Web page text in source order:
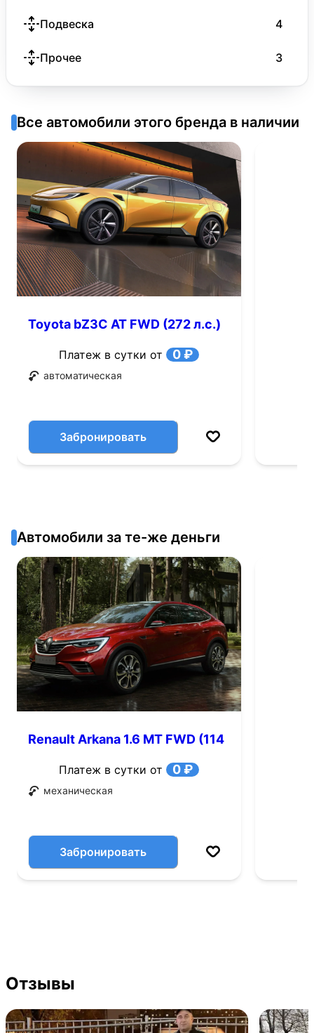
Подвеска 4
Прочее 3
Все автомобили этого бренда в наличии
Toyota bZ3C AT FWD (272 л.с.)
Платеж в сутки от 0 ₽
автоматическая
Забронировать
Автомобили за те-же деньги
Renault Arkana 1.6 MT FWD (114
Платеж в сутки от 0 ₽
механическая
Забронировать
Отзывы